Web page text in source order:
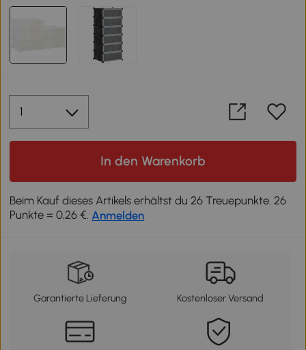
In den Warenkorb
Beim Kauf dieses Artikels erhältst du 26 Treuepunkte. 26
Punkte = 0,26 €. Anmelden
Garantierte Lieferung Kostenloser Versand